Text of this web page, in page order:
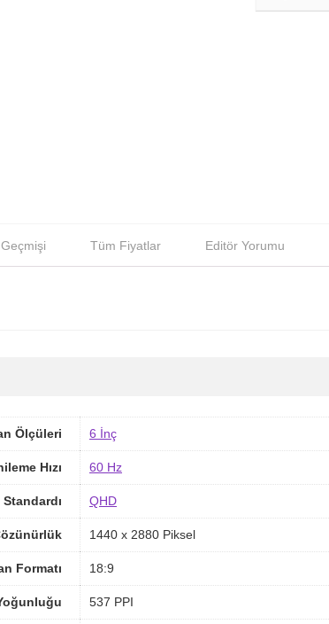
Tüm Fiyatlar Editör Yorumu
Ölçüleri 6 İnç
Hızı 60 Hz
QHD
1440 x 2880 Piksel
Formatı 18:9
537 PPI